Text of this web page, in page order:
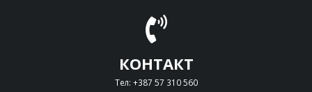
КОНТАКТ
Тел: +387 57 310 560